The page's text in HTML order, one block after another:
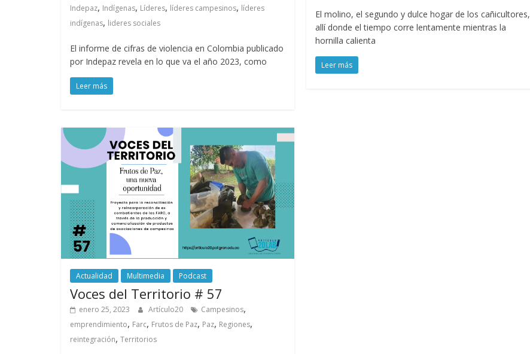
Indepaz, Indígenas, Líderes, líderes campesinos, líderes
indígenas, lideres sociales
El informe de cifras de violencia en Colombia publicado
por Indepaz revela en lo que va el año 2023, como
Leer más
El molino, el segundo y dulce hogar de los cañicultores,
allí donde el tiempo corre lentamente mientras la
hornilla calienta
Leer más
Actualidad Multimedia Podcast
Voces del Territorio # 57
enero 25, 2023 Artículo20 Campesinos,
emprendimiento, Farc, Frutos de Paz, Paz, Regiones,
reintegración, Territorios